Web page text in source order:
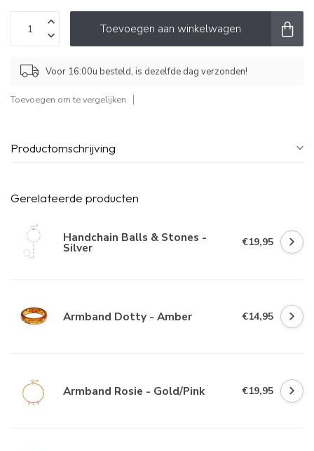
Toevoegen aan winkelwagen
Voor 16:00u besteld, is dezelfde dag verzonden!
Toevoegen om te vergelijken
Productomschrijving
Gerelateerde producten
Handchain Balls & Stones -
Silver €19,95
Armband Dotty - Amber €14,95
Armband Rosie - Gold/Pink €19,95